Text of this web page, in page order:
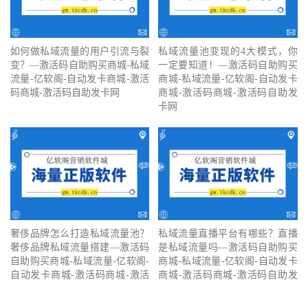
如何做私域流量的用户引流与裂
变？—激活码自助购买商城-私域
流量-亿软阁-自动发卡商城-激活
码商城-激活码自助发卡网
私域流量池变现的4大模式，你
一定要知道！—激活码自助购买
商城-私域流量-亿软阁-自动发卡
商城-激活码商城-激活码自助发
卡网
奢侈品牌怎么打造私域流量池？
奢侈品牌私域流量搭建—激活码
自助购买商城-私域流量-亿软阁-
自动发卡商城-激活码商城-激活
私域流量直播平台有哪些？直播
是私域流量吗—激活码自助购买
商城-私域流量-亿软阁-自动发卡
商城-激活码商城-激活码自助发